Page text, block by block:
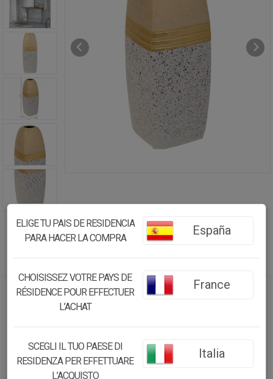
JARRÓN DE CERÁMICA DORADO
11,5X11,5X31
22.39€
21.27€
ELIGE TU PAIS DE RESIDENCIA
PARA HACER LA COMPRA
España
CHOISISSEZ VOTRE PAYS DE
RÉSIDENCE POUR EFFECTUER
L’ACHAT
France
SCEGLI IL TUO PAESE DI
RESIDENZA PER EFFETTUARE
L’ACQUISTO
Italia